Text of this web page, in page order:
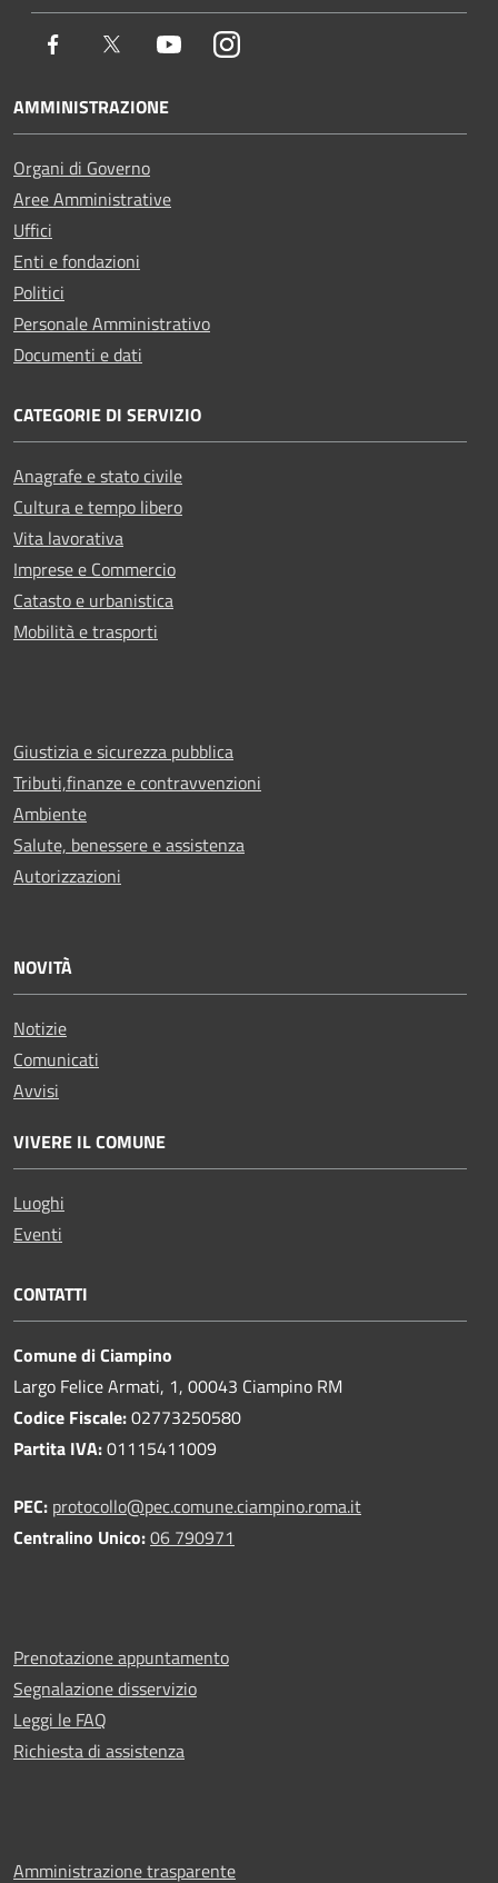
Facebook Twitter YoutubeInstagram
AMMINISTRAZIONE
Organi di Governo
Aree Amministrative
Uffici
Enti e fondazioni
Politici
Personale Amministrativo
Documenti e dati
CATEGORIE DI SERVIZIO
Anagrafe e stato civile
Cultura e tempo libero
Vita lavorativa
Imprese e Commercio
Catasto e urbanistica
Mobilità e trasporti
Giustizia e sicurezza pubblica
Tributi,finanze e contravvenzioni
Ambiente
Salute, benessere e assistenza
Autorizzazioni
NOVITÀ
Notizie
Comunicati
Avvisi
VIVERE IL COMUNE
Luoghi
Eventi
CONTATTI
Comune di Ciampino
Largo Felice Armati, 1, 00043 Ciampino RM
Codice Fiscale:02773250580
Partita IVA:01115411009
PEC: protocollo@pec.comune.ciampino.roma.it
Centralino Unico:06 790971
Prenotazione appuntamento
Segnalazione disservizio
Leggi le FAQ
Richiesta di assistenza
Amministrazione trasparente